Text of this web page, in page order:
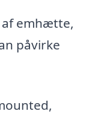
emhætte,
påvirke